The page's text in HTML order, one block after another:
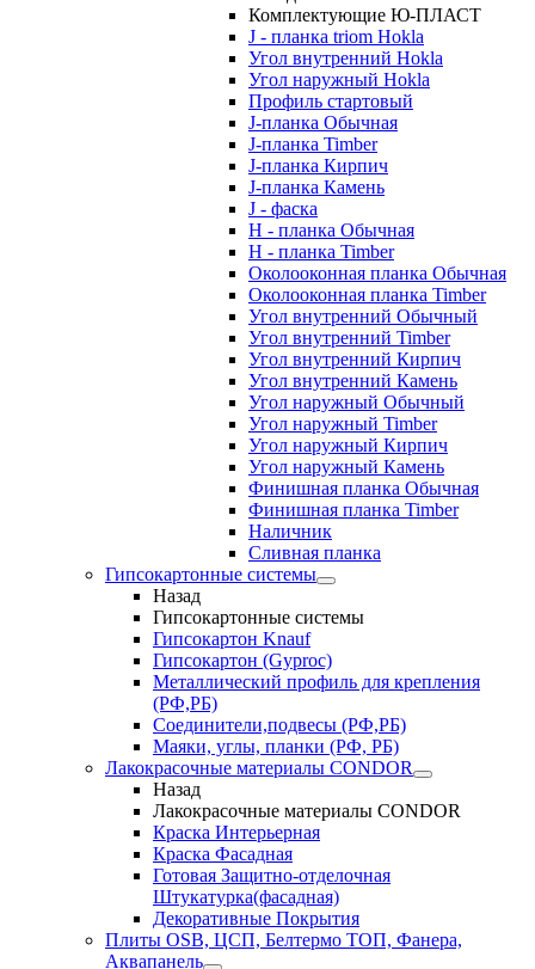
Комплектующие Ю-ПЛАСТ
J - планка triom Hokla
Угол внутренний Hokla
Угол наружный Hokla
Профиль стартовый
J-планка Обычная
J-планка Timber
J-планка Кирпич
J-планка Камень
J - фаска
Н - планка Обычная
Н - планка Timber
Околооконная планка Обычная
Околооконная планка Timber
Угол внутренний Обычный
Угол внутренний Timber
Угол внутренний Кирпич
Угол внутренний Камень
Угол наружный Обычный
Угол наружный Timber
Угол наружный Кирпич
Угол наружный Камень
Финишная планка Обычная
Финишная планка Timber
Наличник
Сливная планка
Гипсокартонные системы
Назад
Гипсокартонные системы
Гипсокартон Knauf
Гипсокартон (Gyproc)
Металлический профиль для крепления
(РФ,РБ)
Соединители,подвесы (РФ,РБ)
Маяки, углы, планки (РФ, РБ)
Лакокрасочные материалы CONDOR
Назад
Лакокрасочные материалы CONDOR
Краска Интерьерная
Краска Фасадная
Готовая Защитно-отделочная
Штукатурка(фасадная)
Декоративные Покрытия
Плиты OSB, ЦСП, Белтермо ТОП, Фанера,
Аквапанель